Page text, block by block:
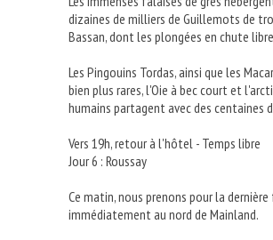
dizaines de milliers de Guillemots de
Bassan, dont les plongées en chute
Les Pingouins Tordas, ainsi que les
bien plus rares, l'Oie à bec court et
humains partagent avec des centaines
Vers 19h, retour à l'hôtel - Temps libre
Jour 6 : Roussay
Ce matin, nous prenons pour la
immédiatement au nord de Mainland.